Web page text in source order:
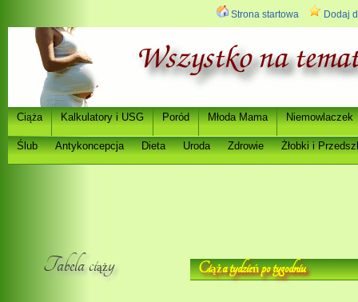
Strona startowa Dodaj
Ciąża Kalkulatory i USG Poród Młoda Mama Niemowlaczek
Ślub Antykoncepcja Dieta Uroda Zdrowie Żłobki i
Ciąża tydzieńpo tygodniu
Tabela ciąży